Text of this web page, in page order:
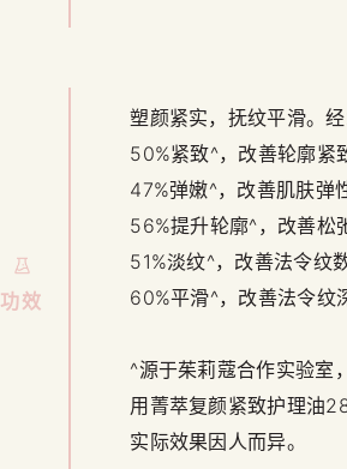
功效
塑颜紧实，抚纹平滑。经
50%紧致^，改善轮廓紧
47%弹嫩^，改善肌肤弹
56%提升轮廓^，改善松
51%淡纹^，改善法令纹
60%平滑^，改善法令纹
^源于茱莉蔻合作实验室
用菁萃复颜紧致护理油
实际效果因人而异。